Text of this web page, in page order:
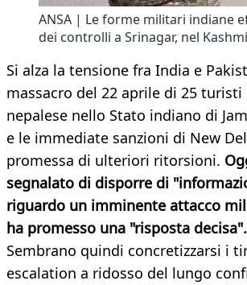
ANSA | Le forme militari indiane
dei controlli a Srinagar, nel
Si alza la tensione fra India e
massacro del 22 aprile di 25
nepalese nello Stato indiano di
e le immediate sanzioni di New
promessa di ulteriori ritorsioni.
segnalato di disporre di
riguardo un imminente attacco
ha promesso una "risposta decisa".
Sembrano quindi concretizzarsi i
escalation a ridosso del lungo